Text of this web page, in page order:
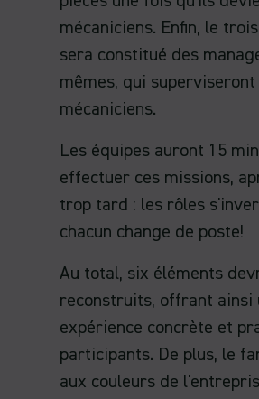
mécaniciens. Enfin, le
sera constitué des
mêmes, qui
mécaniciens.
Les équipes auront 15
effectuer ces missions,
trop tard : les rôles
chacun change de poste!
Au total, six éléments
reconstruits, offrant ainsi
expérience concrète et
participants. De plus, le
aux couleurs de